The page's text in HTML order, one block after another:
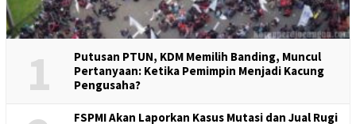
1
Putusan PTUN, KDM Memilih Banding, Muncul
Pertanyaan: Ketika Pemimpin Menjadi Kacung
Pengusaha?
FSPMI Akan Laporkan Kasus Mutasi dan Jual Rugi